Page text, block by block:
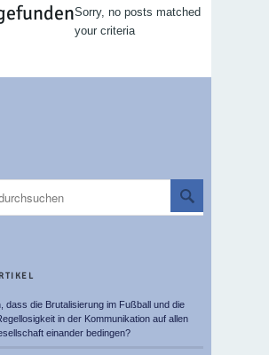
Sorry, no posts matched
your criteria
dass die Brutalisierung im Fußball und die
in der Kommunikation auf allen
einander bedingen?